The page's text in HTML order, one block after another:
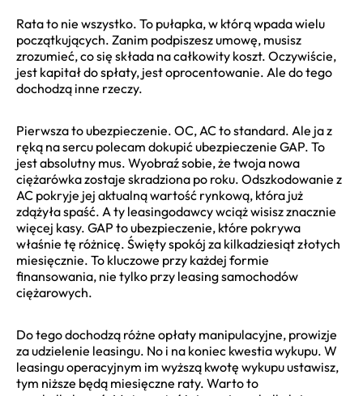
Rata to nie wszystko. To pułapka, w którą wpada wielu
początkujących. Zanim podpiszesz umowę, musisz
zrozumieć, co się składa na całkowity koszt. Oczywiście,
jest kapitał do spłaty, jest oprocentowanie. Ale do tego
dochodzą inne rzeczy.
Pierwsza to ubezpieczenie. OC, AC to standard. Ale ja z
ręką na sercu polecam dokupić ubezpieczenie GAP. To
jest absolutny mus. Wyobraź sobie, że twoja nowa
ciężarówka zostaje skradziona po roku. Odszkodowanie z
AC pokryje jej aktualną wartość rynkową, która już
zdążyła spaść. A ty leasingodawcy wciąż wisisz znacznie
więcej kasy. GAP to ubezpieczenie, które pokrywa
właśnie tę różnicę. Święty spokój za kilkadziesiąt złotych
miesięcznie. To kluczowe przy każdej formie
finansowania, nie tylko przy leasing samochodów
ciężarowych.
Do tego dochodzą różne opłaty manipulacyjne, prowizje
za udzielenie leasingu. No i na koniec kwestia wykupu. W
leasingu operacyjnym im wyższą kwotę wykupu ustawisz,
tym niższe będą miesięczne raty. Warto to